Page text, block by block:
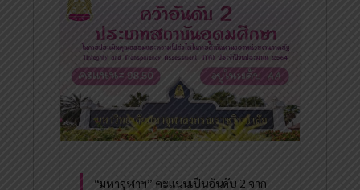
“มหาจุฬาฯ” คะแนนเป็นอันดับ 2 จาก